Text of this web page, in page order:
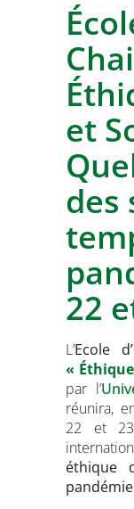
et
des
22
L’Ecole
«
par l’
réunira,
22 et
éthique
pandémie